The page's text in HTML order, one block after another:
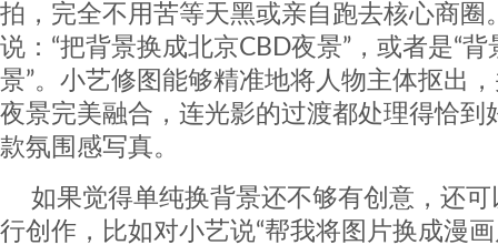
拍，完全不用苦等天黑或亲自跑去核心商圈
说：“把背景换成北京CBD夜景”，或者是“
景”。小艺修图能够精准地将人物主体抠出
夜景完美融合，连光影的过渡都处理得恰到
款氛围感写真。
如果觉得单纯换背景还不够有创意，还
行创作，比如对小艺说“帮我将图片换成漫